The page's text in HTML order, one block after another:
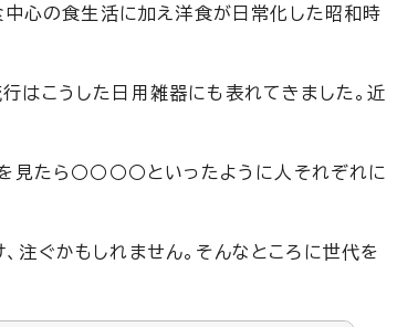
中心の食生活に加え洋食が日常化した昭和時
はこうした日用雑器にも表れてきました。近
を見たら○○○○といったように人それぞれに
注ぐかもしれません。そんなところに世代を